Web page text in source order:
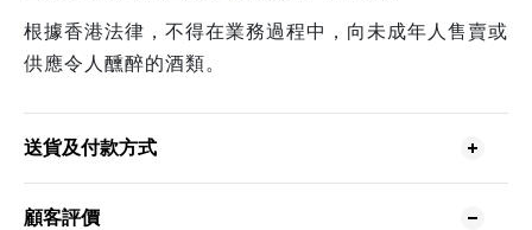
根據香港法律，不得在業務過程中，向未成年人售賣或
供應令人醺醉的酒類。
送貨及付款方式
顧客評價